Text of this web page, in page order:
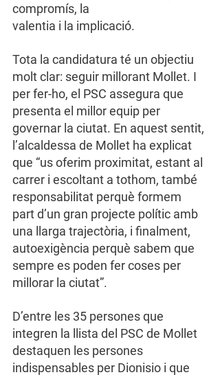
compromís, la
valentia i la implicació.
Tota la candidatura té un objectiu
molt clar: seguir millorant Mollet. I
per fer-ho, el PSC assegura que
presenta el millor equip per
governar la ciutat. En aquest sentit,
l’alcaldessa de Mollet ha explicat
que “us oferim proximitat, estant al
carrer i escoltant a tothom, també
responsabilitat perquè formem
part d’un gran projecte polític amb
una llarga trajectòria, i finalment,
autoexigència perquè sabem que
sempre es poden fer coses per
millorar la ciutat”.
D’entre les 35 persones que
integren la llista del PSC de Mollet
destaquen les persones
indispensables per Dionisio i que